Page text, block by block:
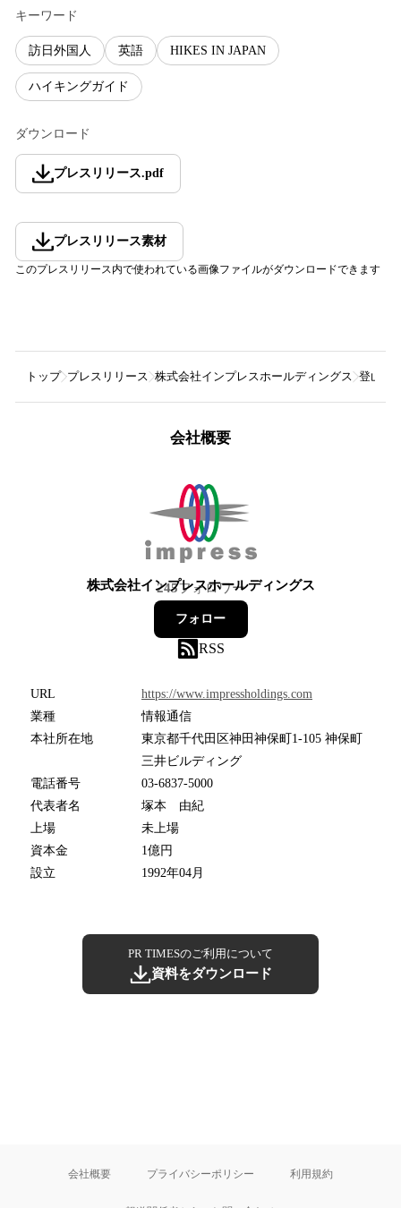
キーワード
訪日外国人 英語 HIKES IN JAPAN
ハイキングガイド
ダウンロード
プレスリリース.pdf
プレスリリース素材
このプレスリリース内で使われている画像ファイルがダウンロードできます
トップ プレスリリース 株式会社インプレスホールディングス 登山情
会社概要
株式会社インプレスホールディングス
245フォロワー
フォロー
RSS
URL
https://www.impressholdings.com
業種
情報通信
本社所在地
東京都千代田区神田神保町1-105 神保町
三井ビルディング
電話番号
03-6837-5000
代表者名
塚本 由紀
上場
未上場
資本金
1億円
設立
1992年04月
PR TIMESのご利用について
資料をダウンロード
会社概要 プライバシーポリシー 利用規約